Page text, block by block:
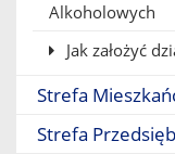
Alkoholowych
Jak założyć
Strefa
Strefa